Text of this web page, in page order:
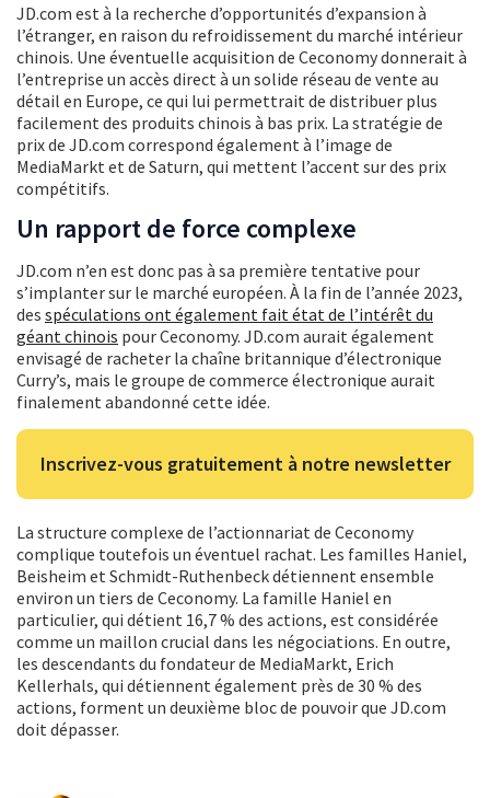
JD.com est à la recherche d’opportunités d’expansion à
l’étranger, en raison du refroidissement du marché intérieur
chinois. Une éventuelle acquisition de Ceconomy donnerait à
l’entreprise un accès direct à un solide réseau de vente au
détail en Europe, ce qui lui permettrait de distribuer plus
facilement des produits chinois à bas prix. La stratégie de
prix de JD.com correspond également à l’image de
MediaMarkt et de Saturn, qui mettent l’accent sur des prix
compétitifs.
Un rapport de force complexe
JD.com n’en est donc pas à sa première tentative pour
s’implanter sur le marché européen. À la fin de l’année 2023,
des spéculations ont également fait état de l’intérêt du
géant chinois pour Ceconomy. JD.com aurait également
envisagé de racheter la chaîne britannique d’électronique
Curry’s, mais le groupe de commerce électronique aurait
finalement abandonné cette idée.
Inscrivez-vous gratuitement à notre newsletter
La structure complexe de l’actionnariat de Ceconomy
complique toutefois un éventuel rachat. Les familles Haniel,
Beisheim et Schmidt-Ruthenbeck détiennent ensemble
environ un tiers de Ceconomy. La famille Haniel en
particulier, qui détient 16,7 % des actions, est considérée
comme un maillon crucial dans les négociations. En outre,
les descendants du fondateur de MediaMarkt, Erich
Kellerhals, qui détiennent également près de 30 % des
actions, forment un deuxième bloc de pouvoir que JD.com
doit dépasser.